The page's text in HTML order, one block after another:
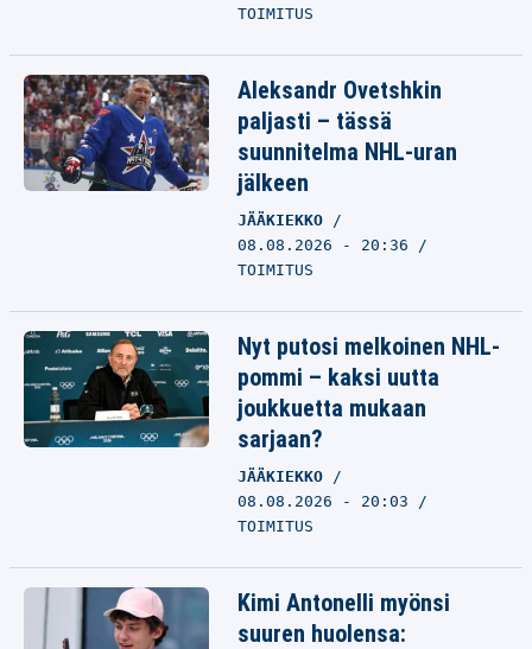
TOIMITUS
Aleksandr Ovetshkin
paljasti – tässä
suunnitelma NHL-uran
jälkeen
JÄÄKIEKKO
08.08.2026 - 20:36
TOIMITUS
Nyt putosi melkoinen NHL-
pommi – kaksi uutta
joukkuetta mukaan
sarjaan?
JÄÄKIEKKO
08.08.2026 - 20:03
TOIMITUS
Kimi Antonelli myönsi
suuren huolensa: